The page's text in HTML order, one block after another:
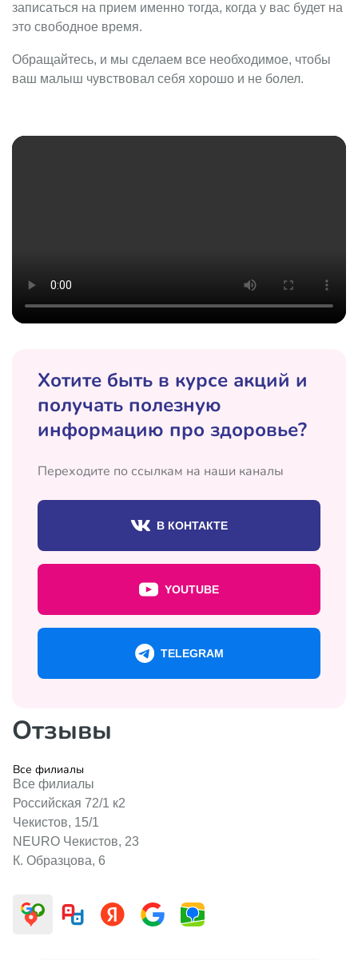
записаться на прием именно тогда, когда у вас будет на
это свободное время.
Обращайтесь, и мы сделаем все необходимое, чтобы
ваш малыш чувствовал себя хорошо и не болел.
Хотите быть в курсе акций и
получать полезную
информацию про здоровье?
Переходите по ссылкам на наши каналы
В КОНТАКТЕ
YOUTUBE
TELEGRAM
Отзывы
Все филиалы
Все филиалы
Российская 72/1 к2
Чекистов, 15/1
NEURO Чекистов, 23
К. Образцова, 6